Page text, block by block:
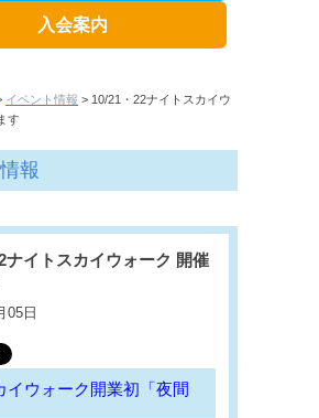
入会案内
イベント情報 > 10/21・22ナイトスカイウ
す
報
ナイトスカイウォーク 開催
05日
イウォーク開業初「夜間